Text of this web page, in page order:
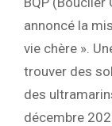
annoncé la
vie chère ».
trouver des
des
décembre